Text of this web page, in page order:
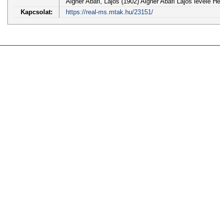
Kapcsolat:
https://real-ms.mtak.hu/23151/